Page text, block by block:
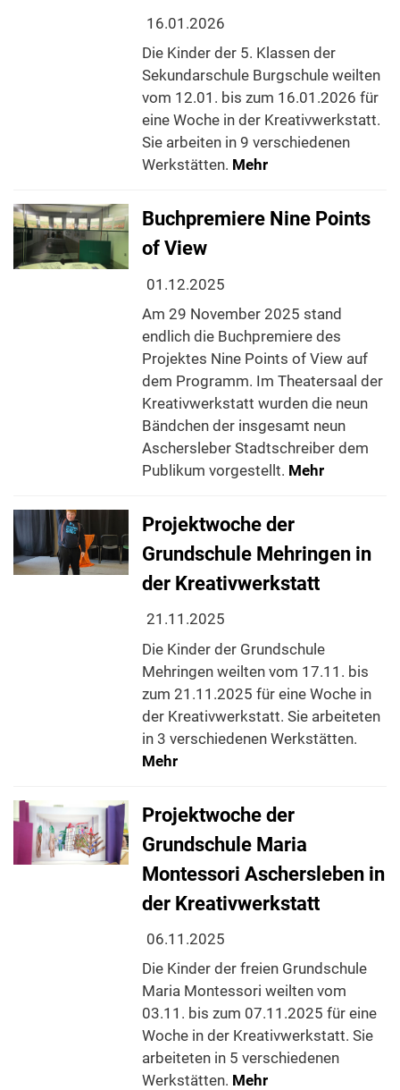
16.01.2026
Die Kinder der 5. Klassen der
Sekundarschule Burgschule weilten
vom 12.01. bis zum 16.01.2026 für
eine Woche in der Kreativwerkstatt.
Sie arbeiten in 9 verschiedenen
Werkstätten. Mehr
Buchpremiere Nine Points
of View
01.12.2025
Am 29 November 2025 stand
endlich die Buchpremiere des
Projektes Nine Points of View auf
dem Programm. Im Theatersaal der
Kreativwerkstatt wurden die neun
Bändchen der insgesamt neun
Aschersleber Stadtschreiber dem
Publikum vorgestellt. Mehr
Projektwoche der
Grundschule Mehringen in
der Kreativwerkstatt
21.11.2025
Die Kinder der Grundschule
Mehringen weilten vom 17.11. bis
zum 21.11.2025 für eine Woche in
der Kreativwerkstatt. Sie arbeiteten
in 3 verschiedenen Werkstätten.
Mehr
Projektwoche der
Grundschule Maria
Montessori Aschersleben in
der Kreativwerkstatt
06.11.2025
Die Kinder der freien Grundschule
Maria Montessori weilten vom
03.11. bis zum 07.11.2025 für eine
Woche in der Kreativwerkstatt. Sie
arbeiteten in 5 verschiedenen
Werkstätten. Mehr